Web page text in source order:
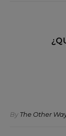
By The Other